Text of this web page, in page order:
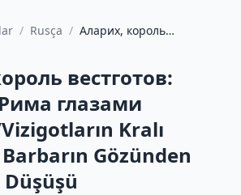
/ Rusça / Аларих, король
/Vizigotl...
вестготов:
глазами
Kralı
Gözünden
Düşüşü